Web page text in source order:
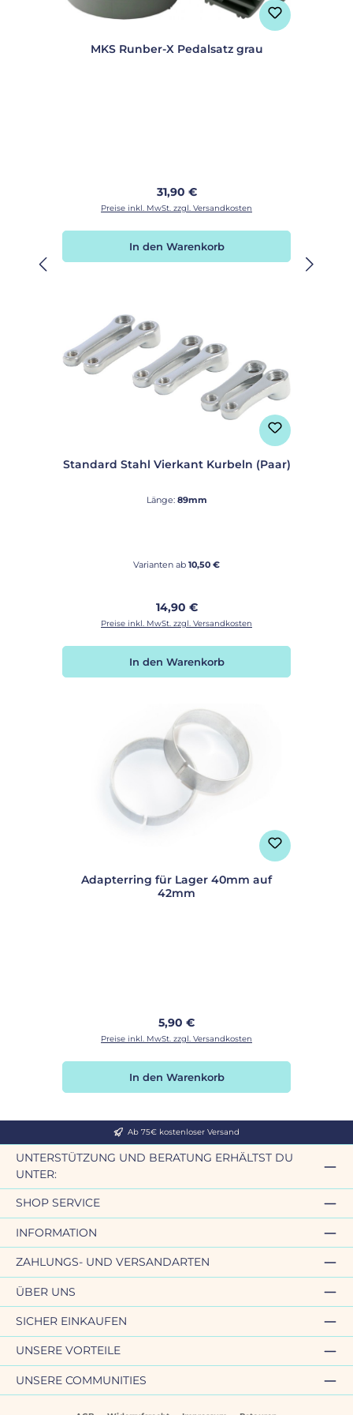
MKS Runber-X Pedalsatz grau
Regulärer Preis:
31,90 €
Preise inkl. MwSt. zzgl. Versandkosten
In den Warenkorb
Standard Stahl Vierkant Kurbeln (Paar)
Länge: 89mm
Varianten ab 10,50 €
Regulärer Preis:
14,90 €
Preise inkl. MwSt. zzgl. Versandkosten
In den Warenkorb
Adapterring für Lager 40mm auf
42mm
Regulärer Preis:
5,90 €
Preise inkl. MwSt. zzgl. Versandkosten
In den Warenkorb
Ab 75€ kostenloser Versand
UNTERSTÜTZUNG UND BERATUNG ERHÄLTST DU
UNTER:
SHOP SERVICE
INFORMATION
ZAHLUNGS- UND VERSANDARTEN
ÜBER UNS
SICHER EINKAUFEN
UNSERE VORTEILE
UNSERE COMMUNITIES